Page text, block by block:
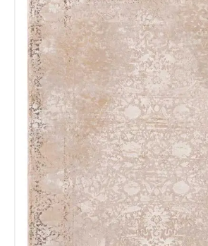
Teléfono
Correo electronico*
Tu mensaje.
Nombre y Referencia del producto